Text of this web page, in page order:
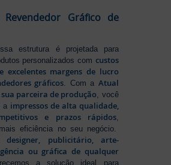
Revendedor Gráfico de
estrutura é projetada para
personalizados com custos
excelentes margens de lucro
gráficos. Com a Atual
parceira de produção, você
a impressos de alta qualidade,
e prazos rápidos,
eficiência no seu negócio.
designer, publicitário, arte-
ou gráfica de qualquer
a solução ideal para